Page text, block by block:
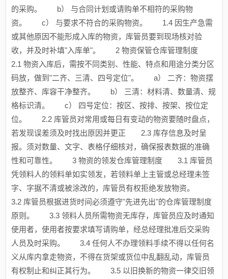
的采购。 b） 与合同计划或请购单不相符的采购物
资。 c） 与要求不符合的采购物资。 1.4 因生产急需
或其他原因不能形成入库的物资，库管员要到现场核对验
收，并及时补填"入库单"。 2 物资保管仓库管理制度
2.1 物资入库后，需按不同类别、性能、特点和用途分类分区
码放，做到"二齐、三清、四号定位"。 a） 二齐：物资摆
放整齐、库容干净整齐。 b） 三清：材料清、数量清、规
格标识清。 c） 四号定位：按区、按排、按架、按位定
位。 2.2 库管员对常用或每日有变动的物资要随时盘点，
若发现误差须及时找出原因并更正 2.3 库存信息及时呈
报。须对数量、文字、表格仔细核对，确保报表数据的准确
性和可靠性。 3 物资的领发仓库管理制度 3.1 库管员
凭领料人的领料单如实领发，若领料单上主管或总经理未签
字、字据不清或被涂改的，库管员有权拒绝发放物资。
3.2 库管员根据进货时间必须遵守"先进先出"的仓库管理制度
原则。 3.3 领料人员所需物资无库存，库管员应及时通知
使用者，使用者按要求填写请购单，经总经理批准后交采购
人员及时采购。 3.4 任何人不办理领料手续不得以任何名
义从库内拿走物资，不得在货架或货位中乱翻乱动，库管员
有权制止和纠正其行为。 3.5 以旧换新的物资一律交旧领